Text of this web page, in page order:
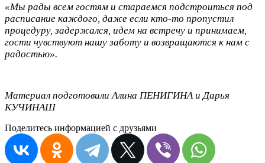
«Мы рады всем гостям и стараемся подстроиться под
расписание каждого, даже если кто-то пропустил
процедуру, задержался, идем на встречу и принимаем,
гости чувствуют нашу заботу и возвращаются к нам с
радостью».
Материал подготовили Алина ПЕНИГИНА и Дарья
КУЧИНАШ
Поделитесь информацией с друзьями